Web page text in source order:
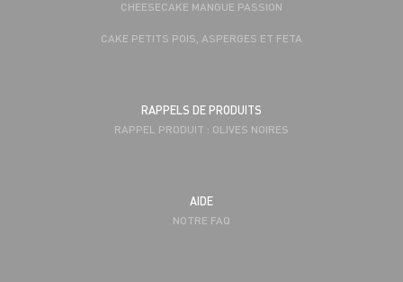
CHEESECAKE MANGUE PASSION
CAKE PETITS POIS, ASPERGES ET FETA
RAPPELS DE PRODUITS
RAPPEL PRODUIT : OLIVES NOIRES
AIDE
NOTRE FAQ